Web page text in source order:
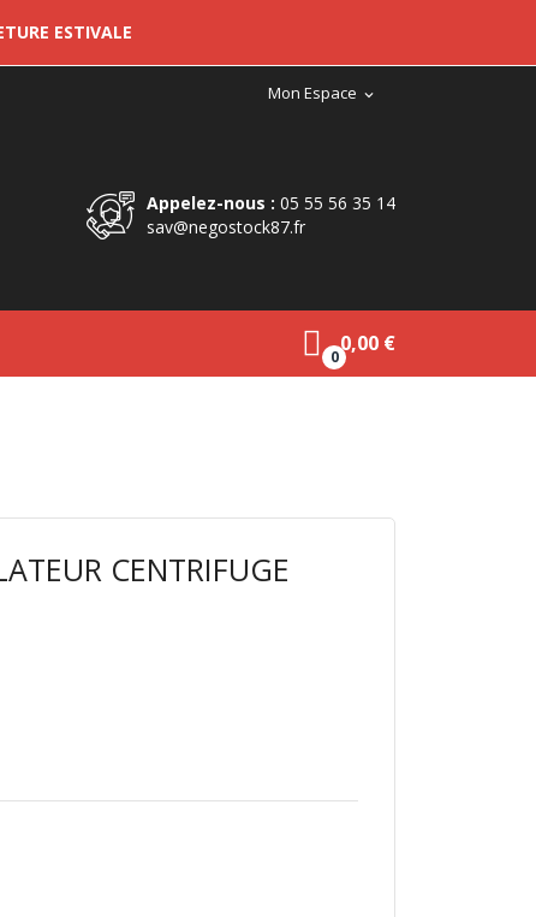
ESTIVALE
Mon Espace expand_more
0
0,00 €
Appelez-nous : 05 55 56 35 14
sav@negostock87.fr
CENTRIFUGE